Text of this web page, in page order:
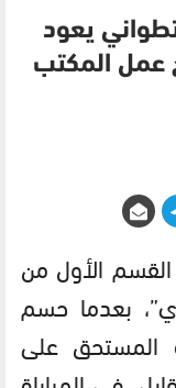
يعود
عمل المكتب
الأول من
بعدما حسم
المستحق على